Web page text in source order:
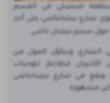
شيشلي في القسم
شارع نيشانتاشي على أحد
مول سيتيز نيشان تاشي
ويتكوّن المول من
الأخيران مطاعمَ للوجبات
ويقع في شارع نيشانتاشي
مشهورة.